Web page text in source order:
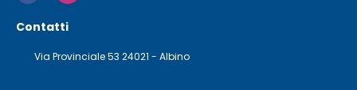
Contatti
Via Provinciale 53 24021 - Albino